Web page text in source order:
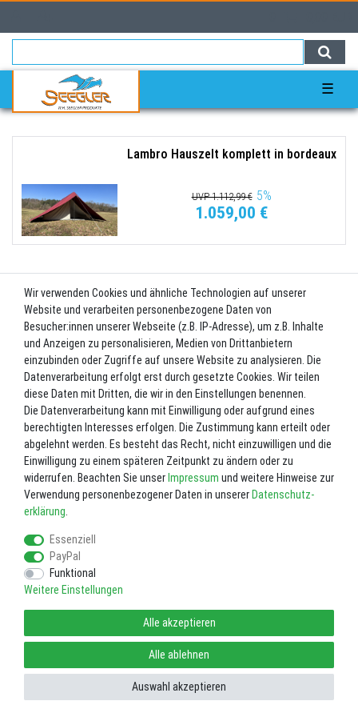
☰
Lambro Hauszelt komplett in bordeaux
UVP 1.112,99 € 5%
1.059,00 €
Lambro Hauszelt komplett in Petrol
UVP 1.112,99 € 5%
1.059,00 €
Wir verwenden Cookies und ähnliche Technologien auf unserer
Website und verarbeiten personenbezogene Daten von
Besucher:innen unserer Webseite (z.B. IP-Adresse), um z.B. Inhalte
und Anzeigen zu personalisieren, Medien von Drittanbietern
einzubinden oder Zugriffe auf unsere Website zu analysieren. Die
Datenverarbeitung erfolgt erst durch gesetzte Cookies. Wir teilen
diese Daten mit Dritten, die wir in den Einstellungen benennen.
Die Datenverarbeitung kann mit Einwilligung oder aufgrund eines
berechtigten Interesses erfolgen. Die Zustimmung kann erteilt oder
abgelehnt werden. Es besteht das Recht, nicht einzuwilligen und die
Einwilligung zu einem späteren Zeitpunkt zu ändern oder zu
widerrufen. Beachten Sie unser Impressum und weitere Hinweise zur
Verwendung personenbezogener Daten in unserer Daten­schutz­
erklärung
Essenziell
PayPal
Funktional
Weitere Einstellungen
Alle akzeptieren
Alle ablehnen
Auswahl akzeptieren